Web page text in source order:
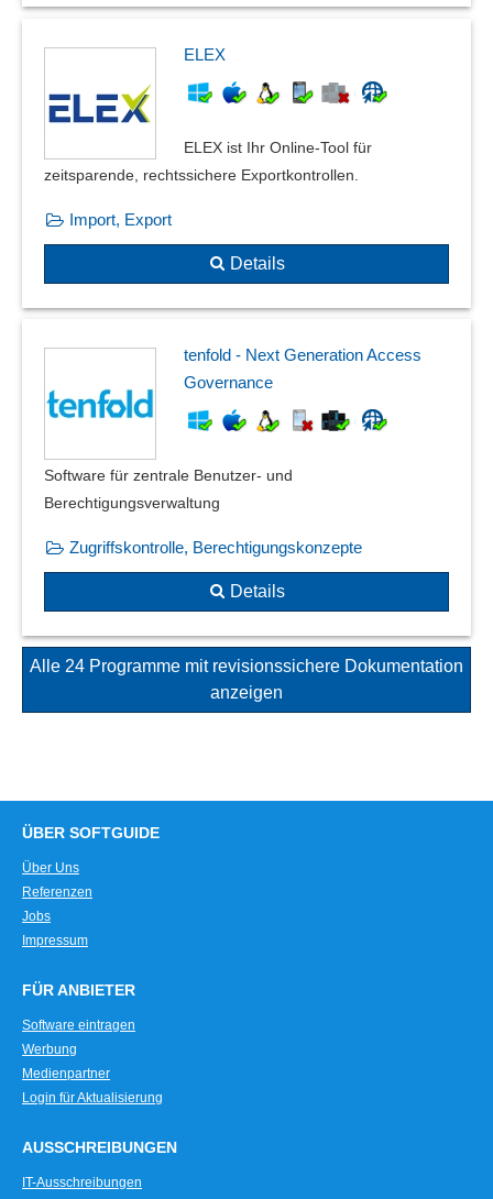
ELEX
ELEX ist Ihr Online‑Tool für
zeitsparende, rechtssichere Exportkontrollen.
Import, Export
Details
tenfold - Next Generation Access
Governance
Software für zentrale Benutzer- und
Berechtigungsverwaltung
Zugriffskontrolle, Berechtigungskonzepte
Details
Alle 24 Programme mit revisionssichere Dokumentation
anzeigen
ÜBER SOFTGUIDE
Über Uns
Referenzen
Jobs
Impressum
FÜR ANBIETER
Software eintragen
Werbung
Medienpartner
Login für Aktualisierung
AUSSCHREIBUNGEN
IT-Ausschreibungen